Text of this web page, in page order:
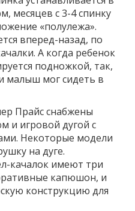
месяцев с 3-4 спинку
«полулежа».
вперед-назад, по
А когда ребенок
подножкой, так,
малыш мог сидеть в
Прайс снабжены
и игровой дугой с
Некоторые модели
на дуге.
качалок имеют три
капюшон, и
конструкцию для